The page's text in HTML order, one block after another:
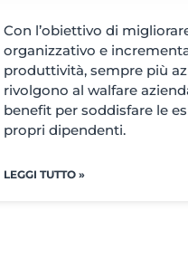
Con l’obiettivo di
organizzativo e
produttività, sempre più
rivolgono al walfare
benefit per soddisfare le
propri dipendenti.
LEGGI TUTTO »